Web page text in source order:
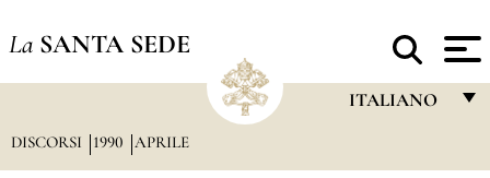
La SANTA SEDE
ITALIANO
DISCORSI 1990 APRILE